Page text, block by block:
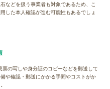
などを扱う事業者も対象であるため、こ
した本人確認が進む可能性もあるでしょ
の写しや身分証のコピーなどを郵送して
や確認・郵送にかかる手間やコストがか